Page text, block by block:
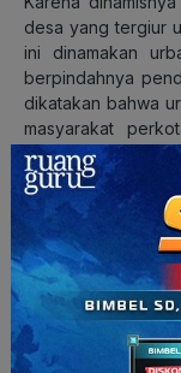
desa yang tergiur
ini dinamakan
berpindahnya
dikatakan bahwa
masyarakat
aspek, yaitu:
Nah
, jika begitu,
terjadinya